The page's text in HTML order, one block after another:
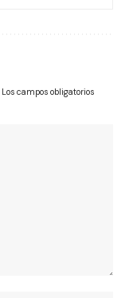
Los campos obligatorios